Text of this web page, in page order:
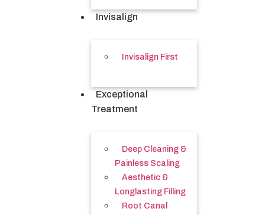
Invisalign
Invisalign First
Exceptional
Treatment
Deep Cleaning &
Painless Scaling
Aesthetic &
Longlasting Filling
Root Canal